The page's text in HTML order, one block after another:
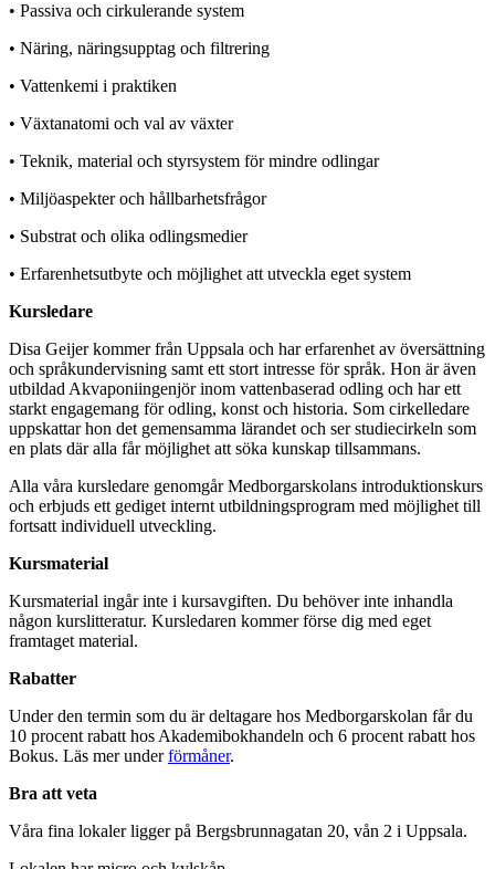
• Passiva och cirkulerande system
• Näring, näringsupptag och filtrering
• Vattenkemi i praktiken
• Växtanatomi och val av växter
• Teknik, material och styrsystem för mindre odlingar
• Miljöaspekter och hållbarhetsfrågor
• Substrat och olika odlingsmedier
• Erfarenhetsutbyte och möjlighet att utveckla eget system
Kursledare
Disa Geijer kommer från Uppsala och har erfarenhet av översättning
och språkundervisning samt ett stort intresse för språk. Hon är även
utbildad Akvaponiingenjör inom vattenbaserad odling och har ett
starkt engagemang för odling, konst och historia. Som cirkelledare
uppskattar hon det gemensamma lärandet och ser studiecirkeln som
en plats där alla får möjlighet att söka kunskap tillsammans.
Alla våra kursledare genomgår Medborgarskolans introduktionskurs
och erbjuds ett gediget internt utbildningsprogram med möjlighet till
fortsatt individuell utveckling.
Kursmaterial
Kursmaterial ingår inte i kursavgiften. Du behöver inte inhandla
någon kurslitteratur. Kursledaren kommer förse dig med eget
framtaget material.
Rabatter
Under den termin som du är deltagare hos Medborgarskolan får du
10 procent rabatt hos Akademibokhandeln och 6 procent rabatt hos
Bokus. Läs mer underförmåner.
Bra att veta
Våra fina lokaler ligger på Bergsbrunnagatan 20, vån 2 i Uppsala.